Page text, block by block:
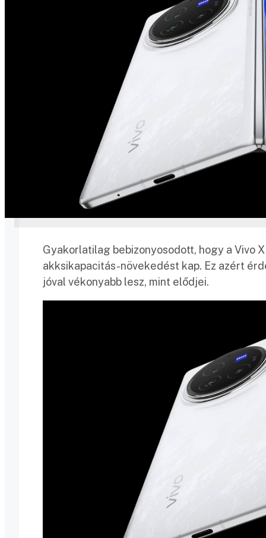
Gyakorlatilag bebizonyosodott, hogy a Vivo
akksikapacitás-növekedést kap. Ez azért
jóval vékonyabb lesz, mint elődjei.